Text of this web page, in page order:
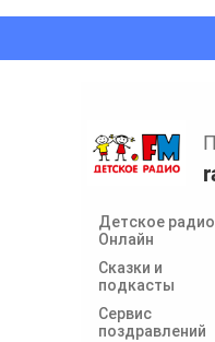
Детское радио
Онлайн
Сказки и
подкасты
Сервис
поздравлений